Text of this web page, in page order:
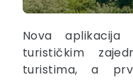
Nova aplikacija
turističkim
turistima, a